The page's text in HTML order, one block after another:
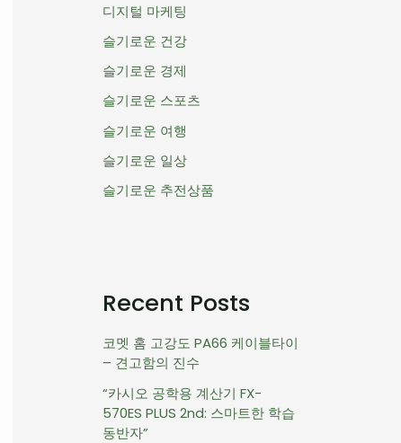
디지털 마케팅
슬기로운 건강
슬기로운 경제
슬기로운 스포츠
슬기로운 여행
슬기로운 일상
슬기로운 추전상품
Recent Posts
코멧 홈 고강도 PA66 케이블타이
– 견고함의 진수
“카시오 공학용 계산기 FX-
570ES PLUS 2nd: 스마트한 학습
동반자”